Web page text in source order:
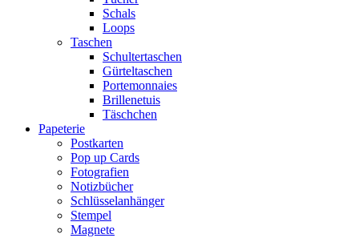
Schals
Loops
Taschen
Schultertaschen
Gürteltaschen
Portemonnaies
Brillenetuis
Täschchen
Papeterie
Postkarten
Pop up Cards
Fotografien
Notizbücher
Schlüsselanhänger
Stempel
Magnete